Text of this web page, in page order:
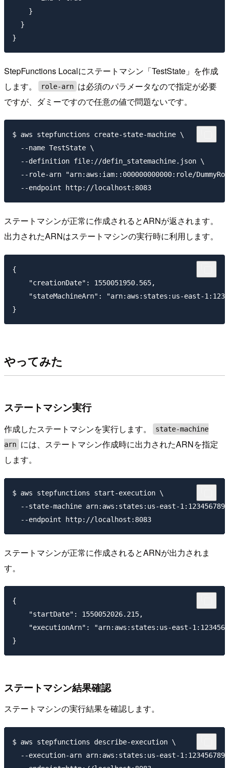
    }
  }
StepFunctions Localにステートマシン「TestState」を作成
します。
role-arn は必須のパラメータなので指定が必要
ですが、ダミーですので任意の値で問題ないです。
$ aws stepfunctions create-state-machine \
  --name TestState \
  --definition file://defin_statemachine.json \
--role-arn "arn:aws:iam::000000000000:role/
ステートマシンが正常に作成されるとARNが返されます。
出力されたARNはステートマシンの実行時に利用します。
{
    "creationDate": 1550051950.565,
"stateMachineArn": "arn:aws:states:us-east-
やってみた
ステートマシン実行
作成したステートマシンを実行します。
state-machine
arn には、ステートマシン作成時に出力されたARNを指定
します。
$ aws stepfunctions start-execution \
--state-machine arn:aws:states:us-east-
ステートマシンが正常に作成されるとARNが出力されま
す。
{
    "startDate": 1550052026.215,
"executionArn": "arn:aws:states:us-east-
ステートマシン結果確認
ステートマシンの実行結果を確認します。
$ aws stepfunctions describe-execution \
--execution-arn arn:aws:states:us-east-